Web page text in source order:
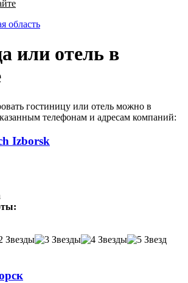
область
или отель в
гостиницу или отель можно в
телефонам и адресам компаний:
Izborsk